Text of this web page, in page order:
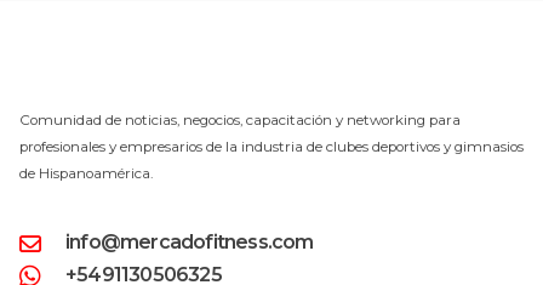
Comunidad de noticias, negocios, capacitación y networking para
profesionales y empresarios de la industria de clubes deportivos y gimnasios
de Hispanoamérica.
info@mercadofitness.com
+5491130506325